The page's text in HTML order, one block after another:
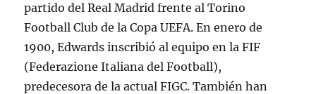
partido del Real Madrid frente al Torino
Football Club de la Copa UEFA. En enero de
1900, Edwards inscribió al equipo en la FIF
(Federazione Italiana del Football),
predecesora de la actual FIGC. También han